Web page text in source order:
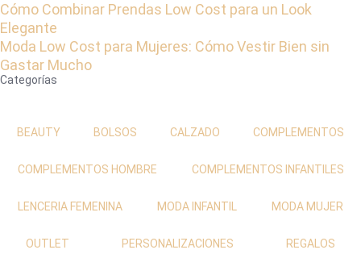
Cómo Combinar Prendas Low Cost para un Look
Elegante
Moda Low Cost para Mujeres: Cómo Vestir Bien sin
Gastar Mucho
Categorías
BEAUTY BOLSOS CALZADO COMPLEMENTOS
COMPLEMENTOS HOMBRE COMPLEMENTOS INFANTILES
LENCERIA FEMENINA MODA INFANTIL MODA MUJER
OUTLET PERSONALIZACIONES REGALOS